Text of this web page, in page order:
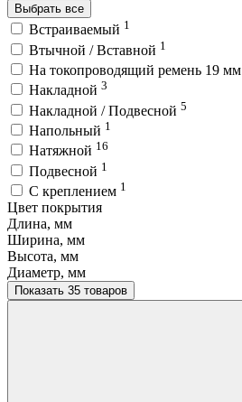
Выбрать все
Встраиваемый 1
Втычной / Вставной 1
На токопроводящий ремень 19 мм
Накладной 3
Накладной / Подвесной 5
Напольный 1
Натяжной 16
Подвесной 1
С креплением 1
Цвет покрытия
Длина, мм
Ширина, мм
Высота, мм
Диаметр, мм
Показать 35 товаров